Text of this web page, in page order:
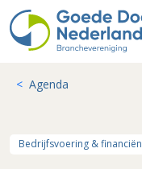
Agenda
Bedrijfsvoering & financiën